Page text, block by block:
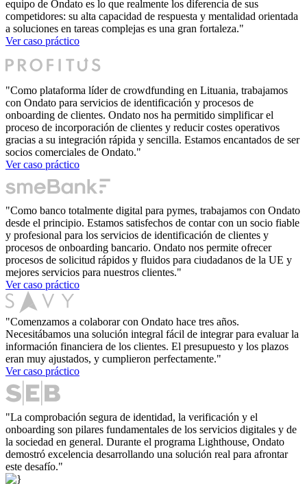
equipo de Ondato es lo que realmente los diferencia de sus
competidores: su alta capacidad de respuesta y mentalidad orientada
a soluciones en tareas complejas es una gran fortaleza."
Ver caso práctico
"Como plataforma líder de crowdfunding en Lituania, trabajamos
con Ondato para servicios de identificación y procesos de
onboarding de clientes. Ondato nos ha permitido simplificar el
proceso de incorporación de clientes y reducir costes operativos
gracias a su integración rápida y sencilla. Estamos encantados de ser
socios comerciales de Ondato."
Ver caso práctico
"Como banco totalmente digital para pymes, trabajamos con Ondato
desde el principio. Estamos satisfechos de contar con un socio fiable
y profesional para los servicios de identificación de clientes y
procesos de onboarding bancario. Ondato nos permite ofrecer
procesos de solicitud rápidos y fluidos para ciudadanos de la UE y
mejores servicios para nuestros clientes."
Ver caso práctico
"Comenzamos a colaborar con Ondato hace tres años.
Necesitábamos una solución integral fácil de integrar para evaluar la
información financiera de los clientes. El presupuesto y los plazos
eran muy ajustados, y cumplieron perfectamente."
Ver caso práctico
"La comprobación segura de identidad, la verificación y el
onboarding son pilares fundamentales de los servicios digitales y de
la sociedad en general. Durante el programa Lighthouse, Ondato
demostró excelencia desarrollando una solución real para afrontar
este desafío."